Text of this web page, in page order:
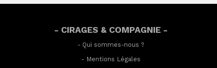
- CIRAGES & COMPAGNIE -
- Qui sommes-nous ?
- Mentions Légales